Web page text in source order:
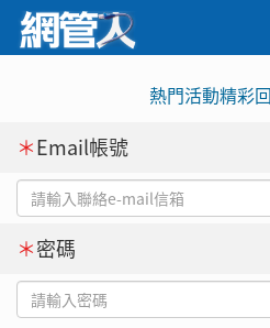
熱門活動精彩
＊Email帳號
＊密碼